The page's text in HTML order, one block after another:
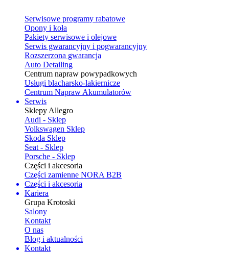
Serwisowe programy rabatowe
Opony i koła
Pakiety serwisowe i olejowe
Serwis gwarancyjny i pogwarancyjny
Rozszerzona gwarancja
Auto Detailing
Centrum napraw powypadkowych
Usługi blacharsko-lakiernicze
Centrum Napraw Akumulatorów
Serwis
Sklepy Allegro
Audi - Sklep
Volkswagen Sklep
Skoda Sklep
Seat - Sklep
Porsche - Sklep
Części i akcesoria
Części zamienne NORA B2B
Części i akcesoria
Kariera
Grupa Krotoski
Salony
Kontakt
O nas
Blog i aktualności
Kontakt